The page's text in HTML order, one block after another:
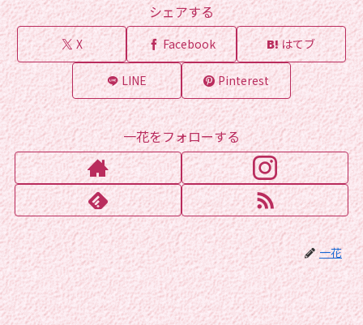
シェアする
X Facebook はてブ
LINE Pinterest
一花をフォローする
一花